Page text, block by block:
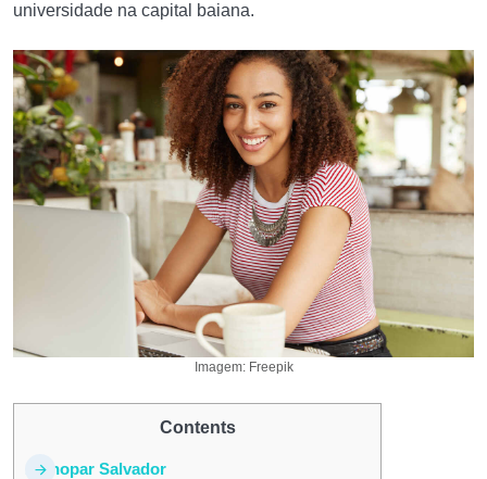
universidade na capital baiana.
Imagem: Freepik
Contents
Unopar Salvador